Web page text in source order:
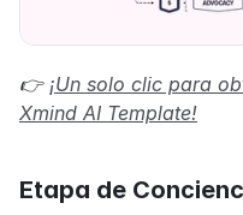
👉 ¡Un solo clic para
Xmind AI Template!
Etapa de